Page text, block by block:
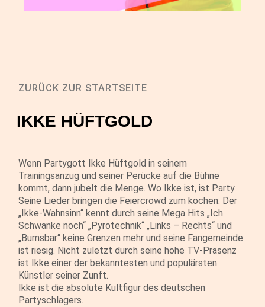
ZURÜCK ZUR STARTSEITE
IKKE HÜFTGOLD
Wenn Partygott Ikke Hüftgold in seinem
Trainingsanzug und seiner Perücke auf die Bühne
kommt, dann jubelt die Menge. Wo Ikke ist, ist Party.
Seine Lieder bringen die Feiercrowd zum kochen. Der
„Ikke-Wahnsinn“ kennt durch seine Mega Hits „Ich
Schwanke noch“ „Pyrotechnik“ „Links – Rechts“ und
„Bumsbar“ keine Grenzen mehr und seine Fangemeinde
ist riesig. Nicht zuletzt durch seine hohe TV-Präsenz
ist Ikke einer der bekanntesten und populärsten
Künstler seiner Zunft.
Ikke ist die absolute Kultfigur des deutschen
Partyschlagers.